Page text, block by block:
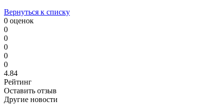
Вернуться к списку
0 оценок
0
0
0
0
0
4.84
Рейтинг
Оставить отзыв
Другие новости